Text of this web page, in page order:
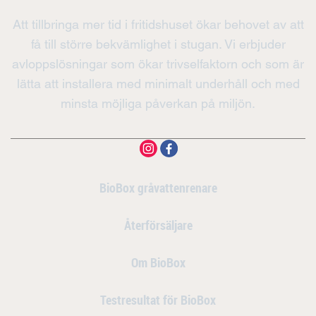
Att tillbringa mer tid i fritidshuset ökar behovet av att
få till större bekvämlighet i stugan. Vi erbjuder
avloppslösningar som ökar trivselfaktorn och som är
lätta att installera med minimalt underhåll och med
minsta möjliga påverkan på miljön.
BioBox gråvattenrenare
Återförsäljare
Om BioBox
Testresultat för BioBox